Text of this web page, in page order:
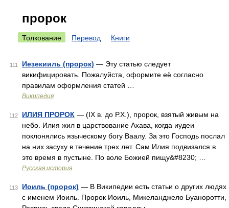
пророк
Толкование Перевод Книги
111 Иезекииль (пророк) — Эту статью следует
викифицировать. Пожалуйста, оформите её согласно
правилам оформления статей …
Википедия
112 ИЛИЯ ПРОРОК — (IX в. до Р.Х.), пророк, взятый живым на
небо. Илия жил в царствование Ахава, когда иудеи
поклонялись языческому богу Ваалу. За это Господь послал
на них засуху в течение трех лет. Сам Илия подвизался в
это время в пустыне. По воле Божией пищу&#8230; …
Русская история
113 Иоиль (пророк) — В Википедии есть статьи о других людях
с именем Иоиль. Пророк Иоиль, Микеланджело Буаноротти,